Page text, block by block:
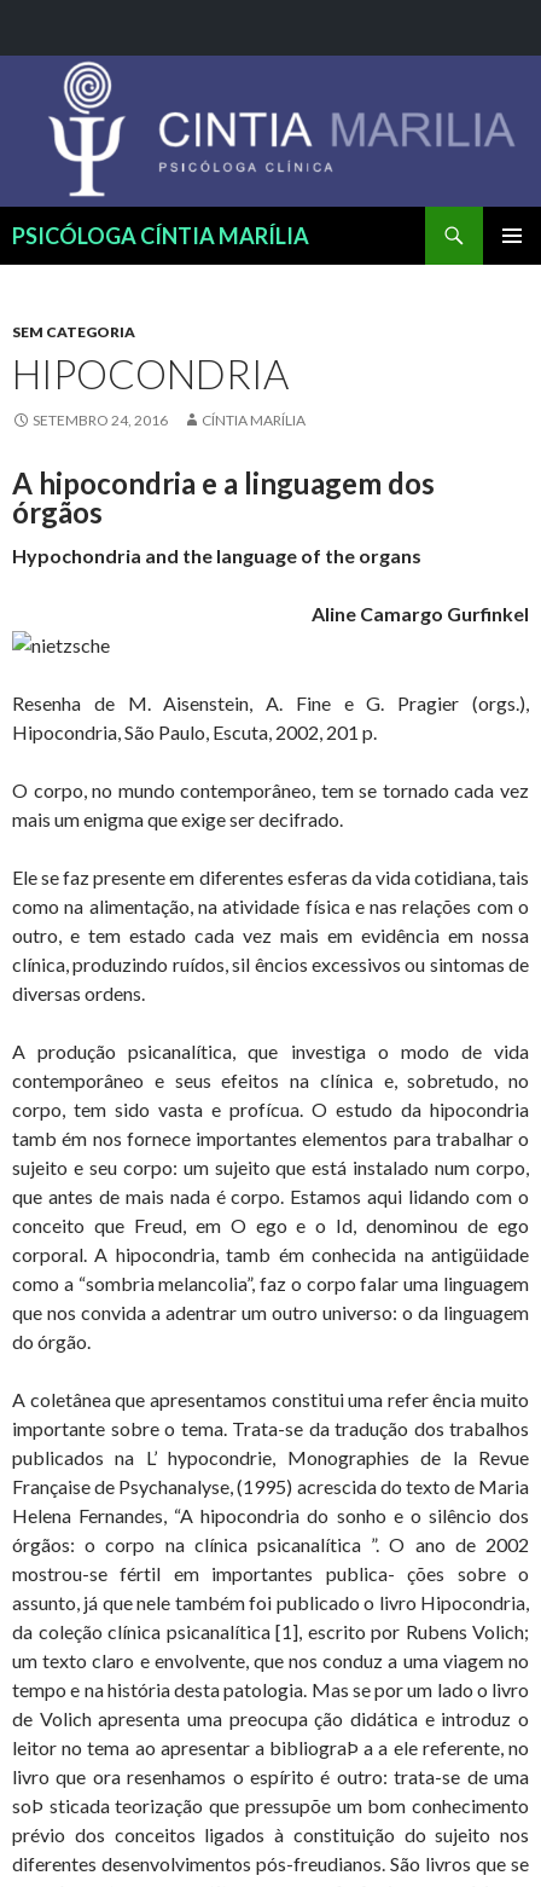
PSICÓLOGA CÍNTIA MARÍLIA
Pesquisar
CONTEÚDO
SEM CATEGORIA
HIPOCONDRIA
SETEMBRO 24, 2016 CÍNTIA MARÍLIA
A hipocondria e a linguagem dos
órgãos
Hypochondria and the language of the organs
Aline Camargo Gurfinkel
Resenha de M. Aisenstein, A. Fine e G. Pragier (orgs.),
Hipocondria, São Paulo, Escuta, 2002, 201 p.
O corpo, no mundo contemporâneo, tem se tornado cada vez
mais um enigma que exige ser decifrado.
Ele se faz presente em diferentes esferas da vida cotidiana, tais
como na alimentação, na atividade física e nas relações com o
outro, e tem estado cada vez mais em evidência em nossa
clínica, produzindo ruídos, sil êncios excessivos ou sintomas de
diversas ordens.
A produção psicanalítica, que investiga o modo de vida
contemporâneo e seus efeitos na clínica e, sobretudo, no
corpo, tem sido vasta e profícua. O estudo da hipocondria
tamb ém nos fornece importantes elementos para trabalhar o
sujeito e seu corpo: um sujeito que está instalado num corpo,
que antes de mais nada é corpo. Estamos aqui lidando com o
conceito que Freud, em O ego e o Id, denominou de ego
corporal. A hipocondria, tamb ém conhecida na antigüidade
como a “sombria melancolia”, faz o corpo falar uma linguagem
que nos convida a adentrar um outro universo: o da linguagem
do órgão.
A coletânea que apresentamos constitui uma refer ência muito
importante sobre o tema. Trata-se da tradução dos trabalhos
publicados na L’ hypocondrie, Monographies de la Revue
Française de Psychanalyse, (1995) acrescida do texto de Maria
Helena Fernandes, “A hipocondria do sonho e o silêncio dos
órgãos: o corpo na clínica psicanalítica ”. O ano de 2002
mostrou-se fértil em importantes publica- ções sobre o
assunto, já que nele também foi publicado o livro Hipocondria,
da coleção clínica psicanalítica [1], escrito por Rubens Volich;
um texto claro e envolvente, que nos conduz a uma viagem no
tempo e na história desta patologia. Mas se por um lado o livro
de Volich apresenta uma preocupa ção didática e introduz o
leitor no tema ao apresentar a bibliograÞ a a ele referente, no
livro que ora resenhamos o espírito é outro: trata-se de uma
soÞ sticada teorização que pressupõe um bom conhecimento
prévio dos conceitos ligados à constituição do sujeito nos
diferentes desenvolvimentos pós-freudianos. São livros que se